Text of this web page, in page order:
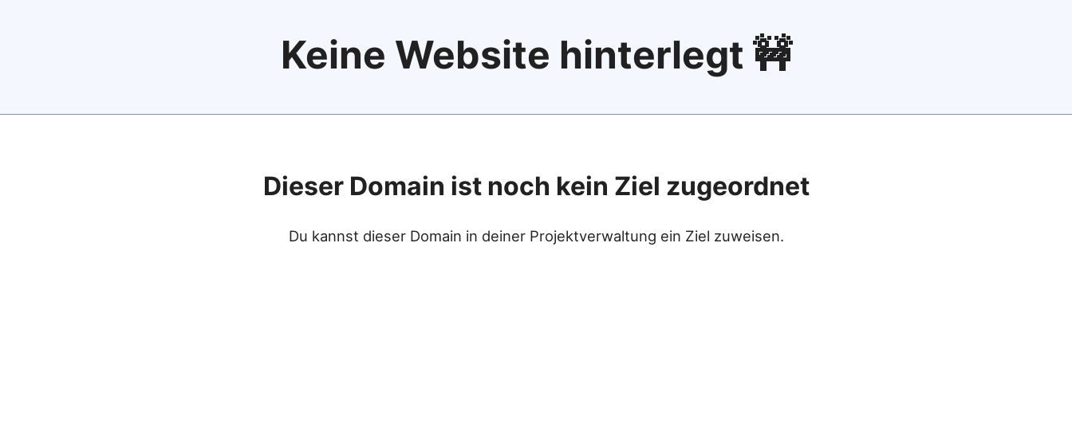
Keine Website hinterlegt 🚧
Dieser Domain ist noch kein Ziel zugeordnet
Du kannst dieser Domain in deiner Projektverwaltung ein Ziel zuweisen.